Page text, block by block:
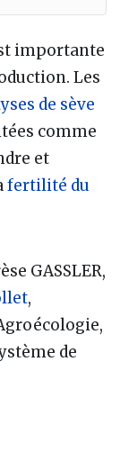
importante
Les
de sève
comme
et
fertilité du
GASSLER,
,
de